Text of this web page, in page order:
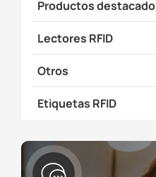
Productos
Lectores RFID
Otros
Etiquetas RFID